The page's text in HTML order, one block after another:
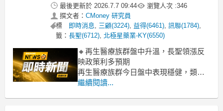
最後更新於 2026.7.7 09:44 瀏覽人次 :346
撰文者： CMoney 研究員
標
籤：
即時消息, 三顧(3224),益得(6461),訊聯(1784),
長聖(6712),北極星藥業-KY(6550)
🔸再生醫療族群盤中升溫，長聖領漲反
映政策利多預期
再生醫療族群今日盤中表現穩健，類股
漲幅來到 2.42%。其中，指標股長聖
繼續閱讀...